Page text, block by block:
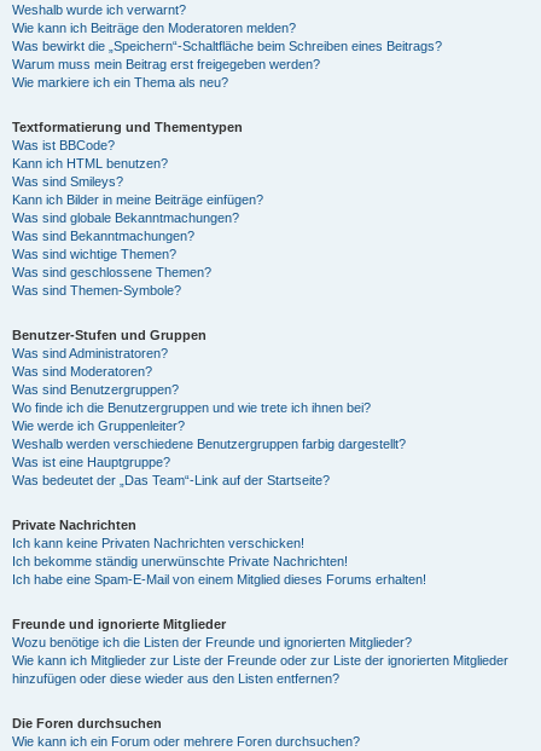
Weshalb wurde ich verwarnt?
Wie kann ich Beiträge den Moderatoren melden?
Was bewirkt die „Speichern“-Schaltfläche beim Schreiben eines Beitrags?
Warum muss mein Beitrag erst freigegeben werden?
Wie markiere ich ein Thema als neu?
Textformatierung und Thementypen
Was ist BBCode?
Kann ich HTML benutzen?
Was sind Smileys?
Kann ich Bilder in meine Beiträge einfügen?
Was sind globale Bekanntmachungen?
Was sind Bekanntmachungen?
Was sind wichtige Themen?
Was sind geschlossene Themen?
Was sind Themen-Symbole?
Benutzer-Stufen und Gruppen
Was sind Administratoren?
Was sind Moderatoren?
Was sind Benutzergruppen?
Wo finde ich die Benutzergruppen und wie trete ich ihnen bei?
Wie werde ich Gruppenleiter?
Weshalb werden verschiedene Benutzergruppen farbig dargestellt?
Was ist eine Hauptgruppe?
Was bedeutet der „Das Team“-Link auf der Startseite?
Private Nachrichten
Ich kann keine Privaten Nachrichten verschicken!
Ich bekomme ständig unerwünschte Private Nachrichten!
Ich habe eine Spam-E-Mail von einem Mitglied dieses Forums erhalten!
Freunde und ignorierte Mitglieder
Wozu benötige ich die Listen der Freunde und ignorierten Mitglieder?
Wie kann ich Mitglieder zur Liste der Freunde oder zur Liste der ignorierten Mitglieder
hinzufügen oder diese wieder aus den Listen entfernen?
Die Foren durchsuchen
Wie kann ich ein Forum oder mehrere Foren durchsuchen?